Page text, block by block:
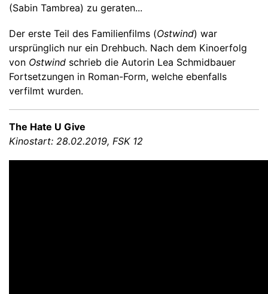
(Sabin Tambrea) zu geraten...
Der erste Teil des Familienfilms (Ostwind) war
ursprünglich nur ein Drehbuch. Nach dem Kinoerfolg
von Ostwind schrieb die Autorin Lea Schmidbauer
Fortsetzungen in Roman-Form, welche ebenfalls
verfilmt wurden.
The Hate U Give
Kinostart: 28.02.2019, FSK 12